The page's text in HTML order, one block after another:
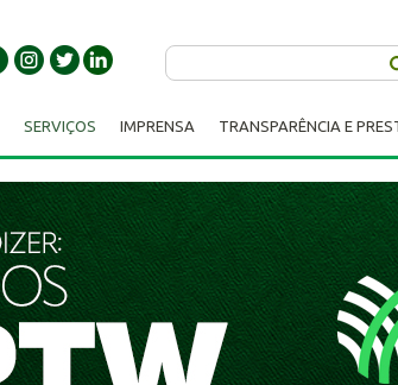
SERVIÇOS IMPRENSA TRANSPARÊNCIA E